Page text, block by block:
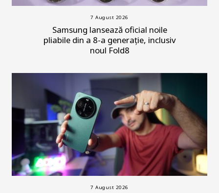
7 August 2026
Samsung lansează oficial noile
pliabile din a 8-a generație, inclusiv
noul Fold8
7 August 2026